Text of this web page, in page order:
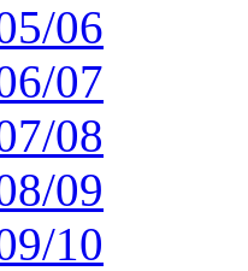
06
07
08
09
10